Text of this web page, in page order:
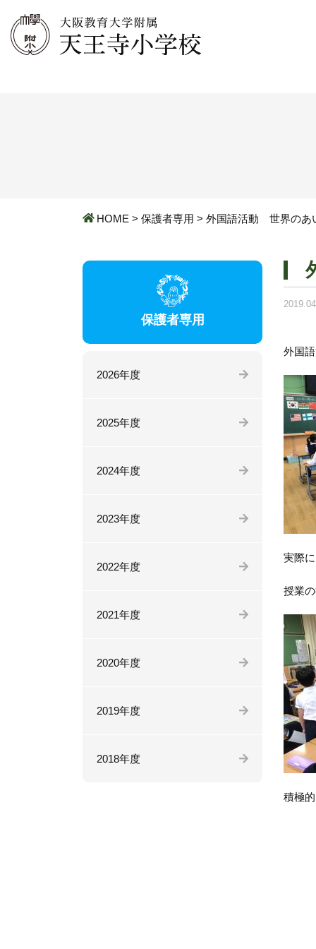
HOME > 保護者専用 > 外国語活動 世界のあ
外国
実際
授業
積極
保護者専用
2026年度
2025年度
2024年度
2023年度
2022年度
2021年度
2020年度
2019年度
2018年度